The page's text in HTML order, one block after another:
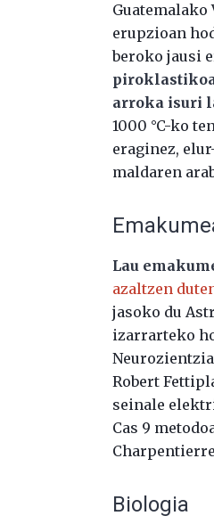
Guatemalako
erupzioan
beroko jausi
arroka isuri
1000 °C-ko
eraginez,
maldaren
Lau
azaltzen
jasoko du
izarrarteko
Robert
seinale
Cas 9
Biologia